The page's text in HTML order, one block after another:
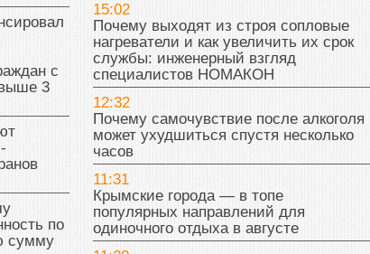
с
3
по
сумму
15:02
Почему выходят из строя сопловые
нагреватели и как увеличить их срок
службы: инженерный взгляд
специалистов НОМАКОН
12:32
Почему самочувствие после алкоголя
может ухудшиться спустя несколько
часов
11:31
Крымские города — в топе
популярных направлений для
одиночного отдыха в августе